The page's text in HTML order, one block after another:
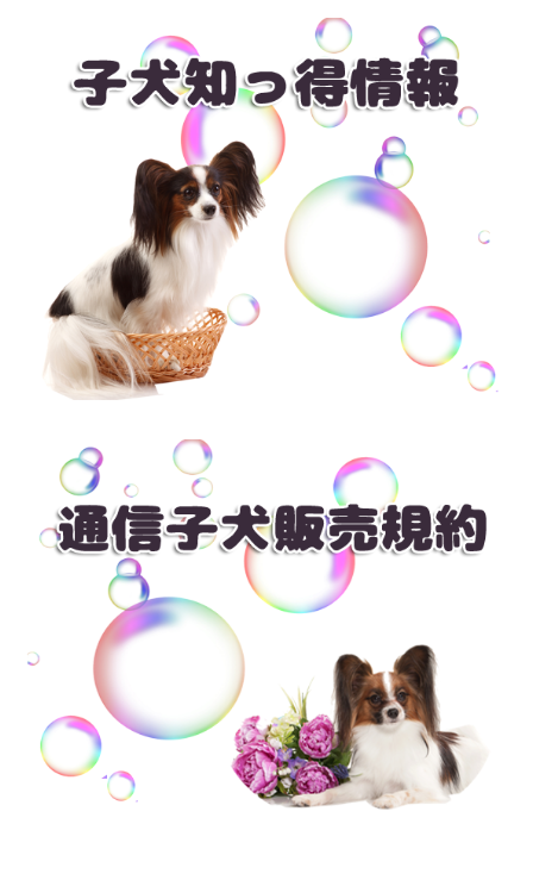
パピヨンのワクチン接種
パピヨンの散歩練習
ブリーダーからパピヨンを迎える準備
ブリーダー推奨の留守番
パピヨンのトリミング２
パピヨンの洋服